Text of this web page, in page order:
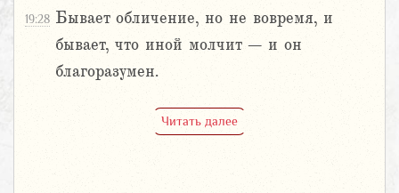
19:28 Бывает обличение, но не вовремя, и
бывает, что иной молчит – и он
благоразумен.
Читать далее